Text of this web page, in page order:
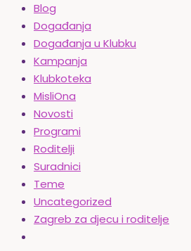
Blog
Događanja
Događanja u Klubku
Kampanja
Klubkoteka
MisliOna
Novosti
Programi
Roditelji
Suradnici
Teme
Uncategorized
Zagreb za djecu i roditelje